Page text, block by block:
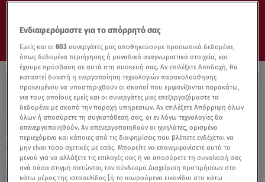
Ενδιαφερόμαστε για το απόρρητό σας
Εμείς και οι603 συνεργάτες μας αποθηκεύουμε προσωπικά δεδομένα,
όπως δεδομένα περιήγησης ή μοναδικά αναγνωριστικά στοιχεία, και
έχουμε πρόσβαση σε αυτά στη συσκευή σας. Αν επιλέξετε Αποδοχή, θα
καταστεί δυνατή η ενεργοποίηση τεχνολογιών παρακολούθησης
προκειμένου να υποστηριχθούν οι σκοποί που εμφανίζονται παρακάτω,
για τους οποίους εμείς και οι συνεργάτες μας επεξεργαζόμαστε τα
δεδομένα με σκοπό την παροχή υπηρεσιών. Αν επιλέξετε Απόρριψη όλων
όλων ή αποσύρετε τη συγκατάθεσή σας, οι εν λόγω τεχνολογίες θα
απενεργοποιηθούν. Αν απενεργοποιηθούν οι ιχνηλάτες, ορισμένο
περιεχόμενο και κάποιες από τις διαφημίσεις που βλέπετε ενδέχεται να
μην είναι τόσο σχετικές με εσάς. Μπορείτε να επανεμφανίσετε αυτό το
μενού για να αλλάξετε τις επιλογές σας ή να αποσύρετε τη συναίνεσή σας
ανά πάσα στιγμή πατώντας τον σύνδεσμο Διαχείριση προτιμήσεων στο
κάτω μέρος της ιστοσελίδας [ή το αιωρούμενο εικονίδιο στο κάτω